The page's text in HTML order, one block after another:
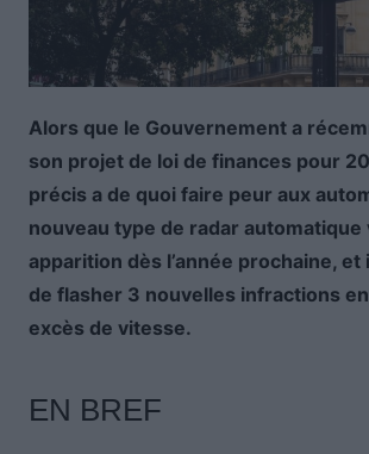
Alors que le Gouvernement a
son projet de loi de finances pour
précis a de quoi faire peur aux
nouveau type de radar automatique
apparition dès l’année prochaine, et
de flasher 3 nouvelles infractions
excès de vitesse.
EN BREF